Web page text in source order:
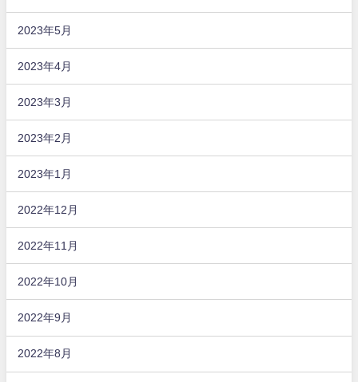
2023年5月
2023年4月
2023年3月
2023年2月
2023年1月
2022年12月
2022年11月
2022年10月
2022年9月
2022年8月